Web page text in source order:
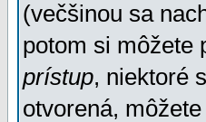
(večšinou sa
potom si môžete
prístup, niektoré
otvorená,